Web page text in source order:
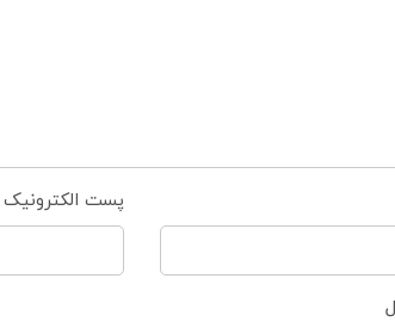
پست الکترونیک